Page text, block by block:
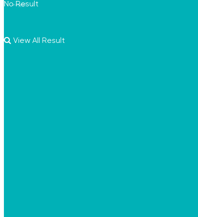
No Result
View All Result